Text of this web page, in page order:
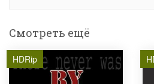
Смотреть ещё
HDRip